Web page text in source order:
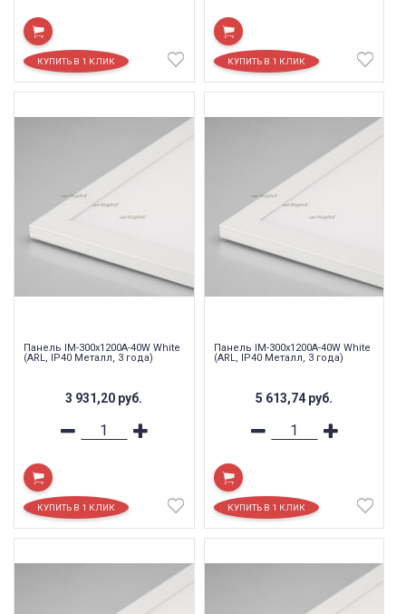
Панель IM-300x1200A-40W White
(ARL, IP40 Металл, 3 года)
3 931,20 руб.
Панель IM-300x1200A-40W White
(ARL, IP40 Металл, 3 года)
5 613,74 руб.